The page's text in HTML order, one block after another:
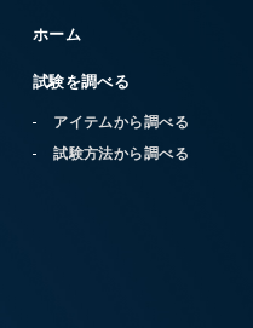
ホーム
試験を調べる
アイテムから調べる
試験方法から調べる